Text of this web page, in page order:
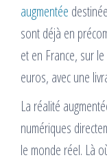
augmentée
sont déjà en
et en France, sur
euros, avec une
La réalité
numériques
le monde réel. Là